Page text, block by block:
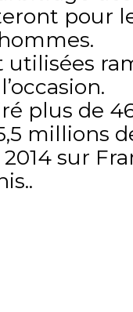
pour
plus de
millions
sur